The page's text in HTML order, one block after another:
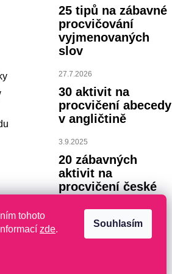
tohoto
zde.
Souhlasím
25 tipů na zábavné
procvičování
vyjmenovaných
slov
27.7.2026
30 aktivit na
procvičení abecedy
v angličtině
3.9.2025
20 zábavných
aktivit na
procvičení české